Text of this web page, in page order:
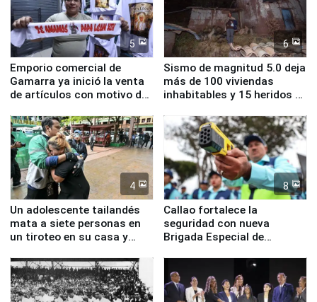
5
Emporio comercial de
Gamarra ya inició la venta
de artículos con motivo de
6
Sismo de magnitud 5.0 deja
más de 100 viviendas
inhabitables y 15 heridos en
4
Un adolescente tailandés
mata a siete personas en
un tiroteo en su casa y
8
Callao fortalece la
seguridad con nueva
Brigada Especial de
equipamiento para
Serenazgo